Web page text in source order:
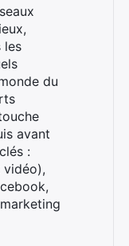
les
du
avant
:
vidéo),